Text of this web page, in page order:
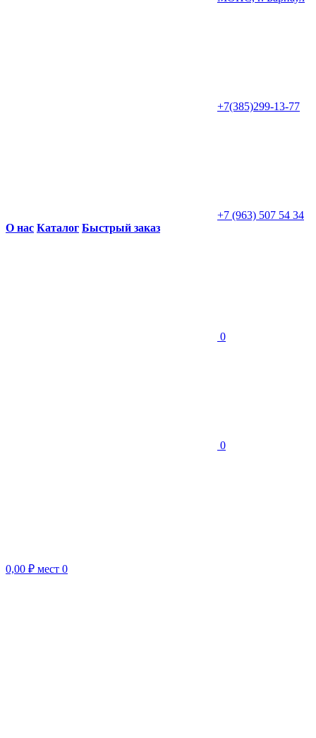
+7(385)299-13-77
+7 (963) 507 54 34
О нас Каталог Быстрый заказ
0
0
0,00 ₽ мест 0